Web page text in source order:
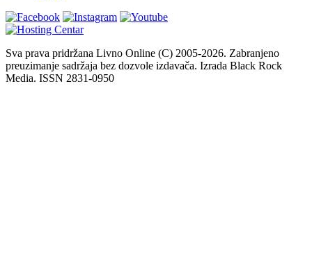
Sva prava pridržana Livno Online (C) 2005-2026. Zabranjeno
preuzimanje sadržaja bez dozvole izdavača. Izrada Black Rock
Media. ISSN 2831-0950